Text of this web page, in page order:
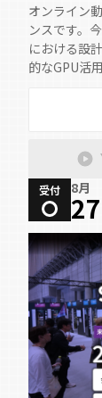
オンライン
ンスです。
における設
的なGPU活
ライズなど
受付 8月
27